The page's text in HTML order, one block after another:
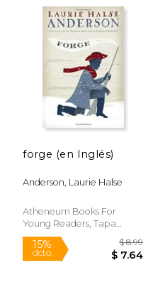
dcto.
forge (en Inglés)
Anderson, Laurie Halse
Atheneum Books For
Young Readers, Tapa
Blanda, Nuevo